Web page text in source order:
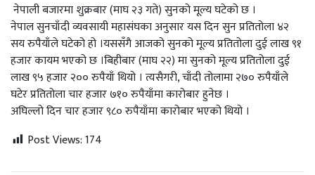
नेपाली बजारमा शुक्रबार (माघ २३ गते) सुनको मूल्य घटेको छ ।
नेपाल सुनचाँदी व्यवसायी महासंघका अनुसार यस दिन सुन प्रतितोला ४२
सय रुपैयाँले घटेको हो ।यससँगै आजको सुनको मूल्य प्रतितोला दुई लाख ९१
हजार कायम भएको छ ।बिहीबार (माघ २२) मा सुनको मूल्य प्रतितोला दुई
लाख ९५ हजार २०० रुपैयाँ थियो । त्यसैगरी, चाँदी तोलामा २७० रुपैयाँले
घटेर प्रतितोला चार हजार ७१० रुपैयाँमा कारोबार हुनेछ ।
अघिल्लो दिन चार हजार ९८० रुपैयाँमा कारोबार भएको थियो ।
Post Views:174